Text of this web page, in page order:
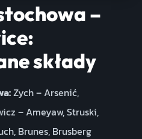
–
składy
Zych – Arsenić,
– Ameyaw, Struski,
Brunes, Brusberg